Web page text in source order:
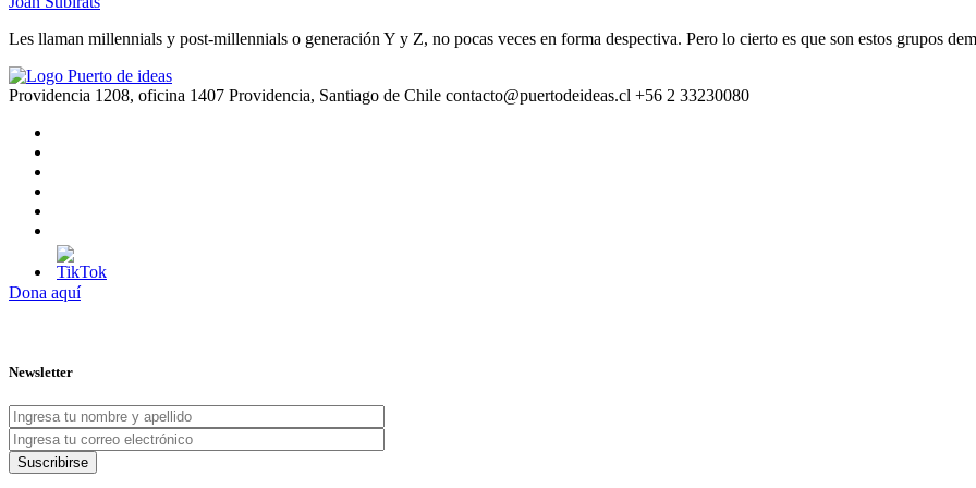
Les llaman millennials y post-millennials o generación Y y Z, no pocas veces en forma despectiva. Pero lo cierto es que son estos grupos
Providencia 1208, oficina 1407 Providencia, Santiago de Chile contacto@puertodeideas.cl +56 2 33230080
Dona aquí
Newsletter
Suscribirse